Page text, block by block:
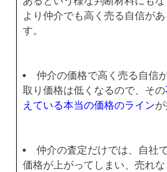
より仲介でも高く売る自信が
す。
仲介の価格で高く売る自信
取り価格は低くなるので、その
えている本当の価格のラインが
仲介の査定だけでは、自社
価格が上がってしまい、売れ